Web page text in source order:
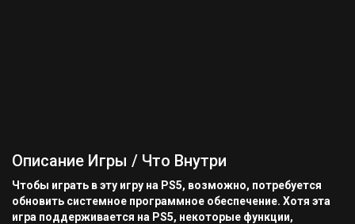
Описание Игры / Что Внутри
Чтобы играть в эту игру на PS5, возможно, потребуется
обновить системное программное обеспечение. Хотя эта
игра поддерживается на PS5, некоторые функции,